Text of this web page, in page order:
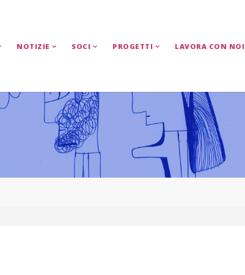
NOTIZIE SOCI PROGETTI LAVORA CON NOI